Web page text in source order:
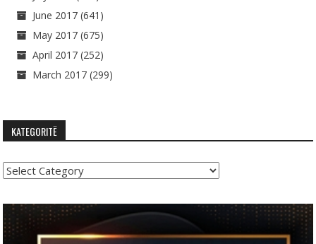
June 2017 (641)
May 2017 (675)
April 2017 (252)
March 2017 (299)
KATEGORITË
Kategoritë